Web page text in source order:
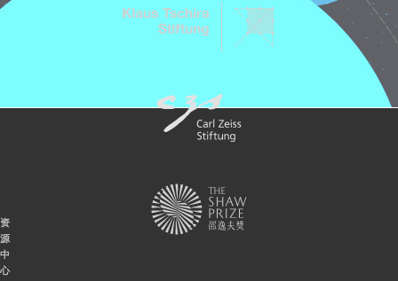
资
源
中
心